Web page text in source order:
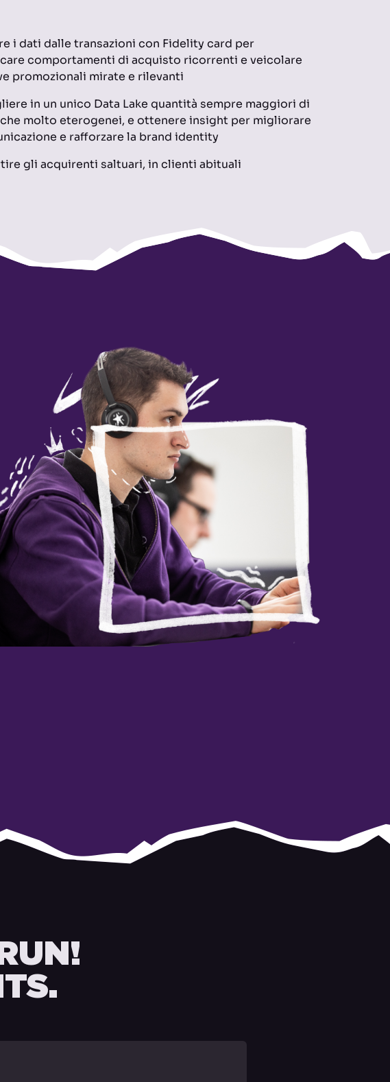
i dati dalle transazioni con Fidelity card per
comportamenti di acquisto ricorrenti e veicolare
promozionali mirate e rilevanti
in un unico Data Lake quantità sempre maggiori di
molto eterogenei, e ottenere insight per migliorare
e rafforzare la brand identity
gli acquirenti saltuari, in clienti abituali